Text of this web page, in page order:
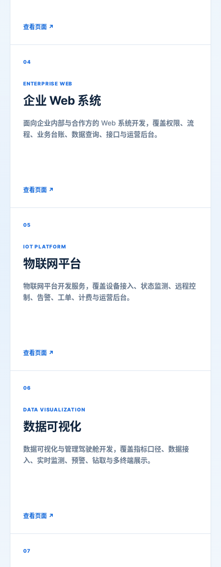
查看页面 ↗
04
ENTERPRISE WEB
企业 Web 系统
面向企业内部与合作方的 Web 系统开发，覆盖权限、流
程、业务台账、数据查询、接口与运营后台。
查看页面 ↗
05
IOT PLATFORM
物联网平台
物联网平台开发服务，覆盖设备接入、状态监测、远程控
制、告警、工单、计费与运营后台。
查看页面 ↗
06
DATA VISUALIZATION
数据可视化
数据可视化与管理驾驶舱开发，覆盖指标口径、数据接
入、实时监测、预警、钻取与多终端展示。
查看页面 ↗
07